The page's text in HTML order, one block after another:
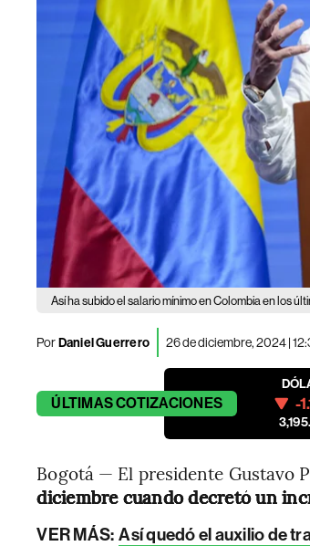
Así ha subido el salario mínimo en Colombia en los
PorDaniel Guerrero 26 de diciembre, 2024 |
ÚLTIMASCOTIZACIONES -
Bogotá — El presidente Gustavo
diciembre cuando decretó un
VER MÁS: Así quedó el auxilio de